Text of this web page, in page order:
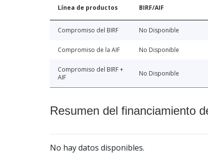
Línea de productos BIRF/AIF
Compromiso del BIRF No Disponible
Compromiso de la AIF No Disponible
Compromiso del BIRF +
AIF
No Disponible
Resumen del financiamiento
No hay datos disponibles.